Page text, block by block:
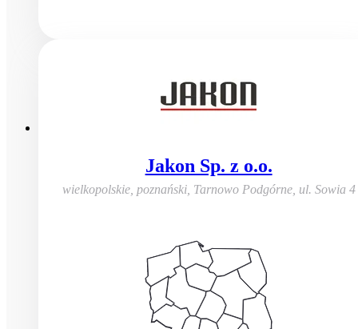
Jakon Sp. z o.o.
wielkopolskie, poznański, Tarnowo Podgórne, ul. Sowia 4